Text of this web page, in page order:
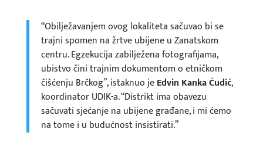
“Obilježavanjem ovog lokaliteta sačuvao bi se
trajni spomen na žrtve ubijene u Zanatskom
centru. Egzekucija zabilježena fotografijama,
ubistvo čini trajnim dokumentom o etničkom
čišćenju Brčkog”, istaknuo jeEdvin Kanka Ćudić,
koordinator UDIK-a. “Distrikt ima obavezu
sačuvati sjećanje na ubijene građane, i mi ćemo
na tome i u budućnost insistirati.”